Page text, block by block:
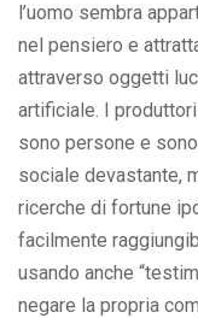
l’uomo sembra
nel pensiero e
attraverso oggetti
artificiale. I
sono persone e
sociale devastante,
ricerche di fortune
facilmente
usando anche
negare la propria